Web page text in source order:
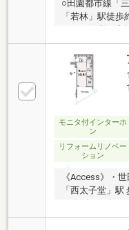
○田園都市線「
「若林」駅徒
静な住環境○令
市開発株式会
きにつき採光
バルコニーに
インクローゼ
チン・ディスポ
ートロック・
有り）
モニタ付インターホ
ン
リフォームリノベー
ション
《Access》・
「西太子堂」
ー・宅配ボック